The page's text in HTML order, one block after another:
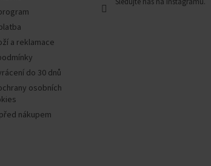
a reklamace
do 30 dnů
osobních
nákupem